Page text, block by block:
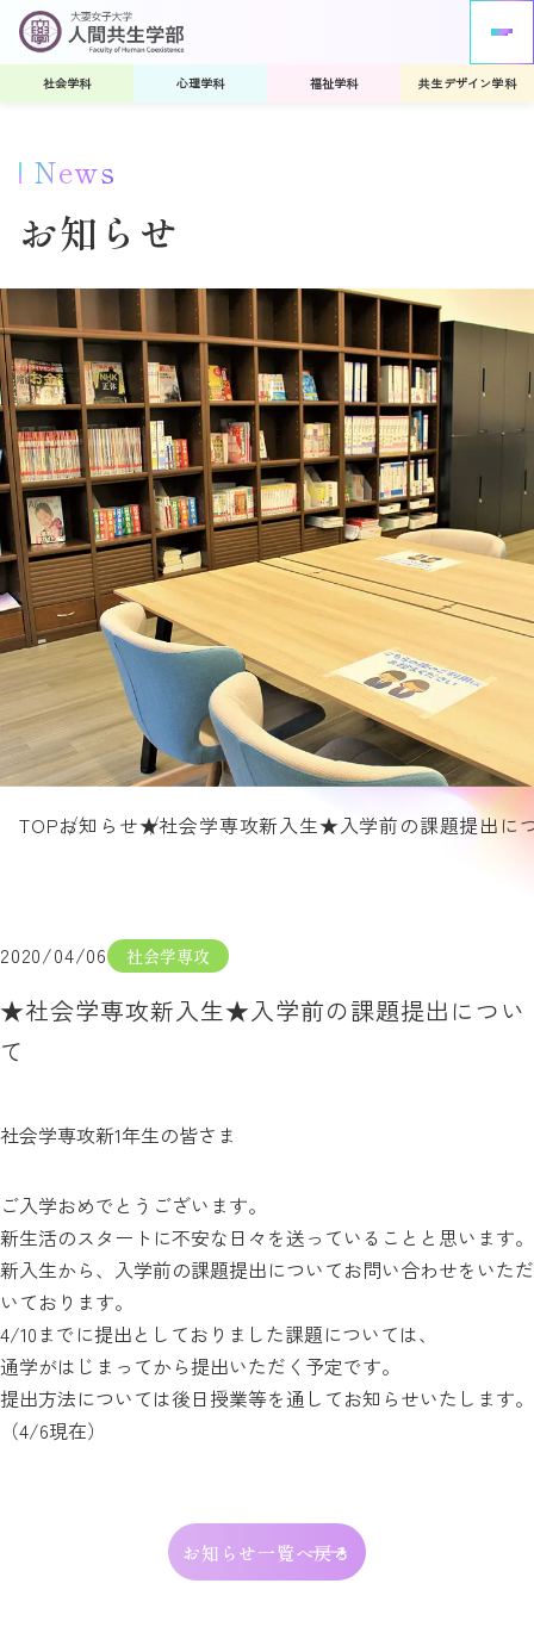
社会学科 心理学科 福祉学科 共生デザイン学科
News
お知らせ
TOPお知らせ★社会学専攻新入生★入学前の課題提出に
2020/04/06 社会学専攻
★社会学専攻新入生★入学前の課題提出につい
て
社会学専攻新1年生の皆さま
ご入学おめでとうございます。
新生活のスタートに不安な日々を送っていることと思います。
新入生から、入学前の課題提出についてお問い合わせをいただ
いております。
4/10までに提出としておりました課題については、
通学がはじまってから提出いただく予定です。
提出方法については後日授業等を通してお知らせいたします。
（4/6現在）
お知らせ一覧へ戻る